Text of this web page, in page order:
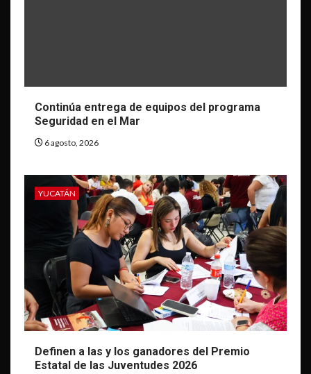
Continúa entrega de equipos del programa
Seguridad en el Mar
6 agosto, 2026
YUCATÁN
Definen a las y los ganadores del Premio
Estatal de las Juventudes 2026